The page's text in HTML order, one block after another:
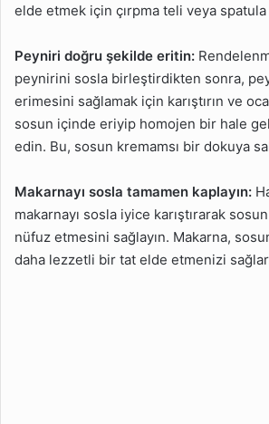
elde etmek için çırpma teli veya spatula
Peyniri doğru şekilde eritin:
peynirini sosla birleştirdikten sonra,
erimesini sağlamak için karıştırın ve
sosun içinde eriyip homojen bir hale
edin. Bu, sosun kremamsı bir dokuya
Makarnayı sosla tamamen kaplayın:
makarnayı sosla iyice karıştırarak
nüfuz etmesini sağlayın. Makarna,
daha lezzetli bir tat elde etmenizi